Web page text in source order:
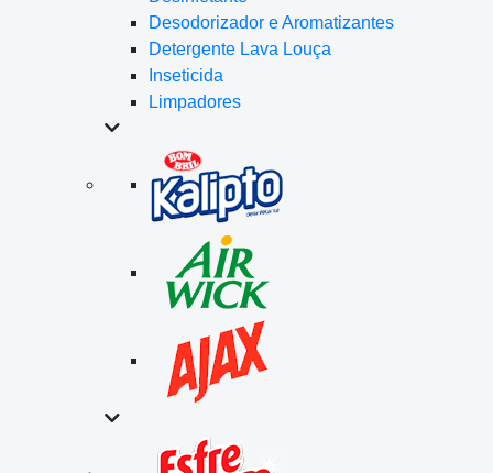
Desodorizador e Aromatizantes
Detergente Lava Louça
Inseticida
Limpadores